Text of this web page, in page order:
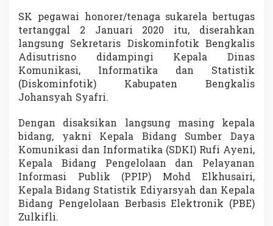
j
n
g
S
K
SK pegawai honorer/tenaga sukarela bertugas
tertanggal 2 Januari 2020 itu, diserahkan
langsung Sekretaris Diskominfotik Bengkalis
Adisutrisno didampingi Kepala Dinas
Komunikasi, Informatika dan Statistik
(Diskominfotik) Kabupaten Bengkalis
Johansyah Syafri.
Dengan disaksikan langsung masing kepala
bidang, yakni Kepala Bidang Sumber Daya
Komunikasi dan Informatika (SDKI) Rufi Ayeni,
Kepala Bidang Pengelolaan dan Pelayanan
Informasi Publik (PPIP) Mohd Elkhusairi,
Kepala Bidang Statistik Ediyarsyah dan Kepala
Bidang Pengelolaan Berbasis Elektronik (PBE)
Zulkifli.